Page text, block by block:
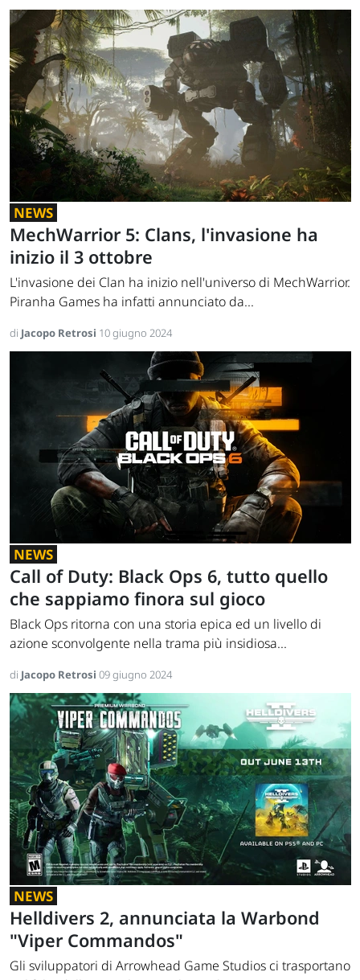
NEWS
MechWarrior 5: Clans, l'invasione ha
inizio il 3 ottobre
L'invasione dei Clan ha inizio nell'universo di MechWarrior.
Piranha Games ha infatti annunciato da...
di Jacopo Retrosi 10 giugno 2024
NEWS
Call of Duty: Black Ops 6, tutto quello
che sappiamo finora sul gioco
Black Ops ritorna con una storia epica ed un livello di
azione sconvolgente nella trama più insidiosa...
di Jacopo Retrosi 09 giugno 2024
NEWS
Helldivers 2, annunciata la Warbond
"Viper Commandos"
Gli sviluppatori di Arrowhead Game Studios ci trasportano